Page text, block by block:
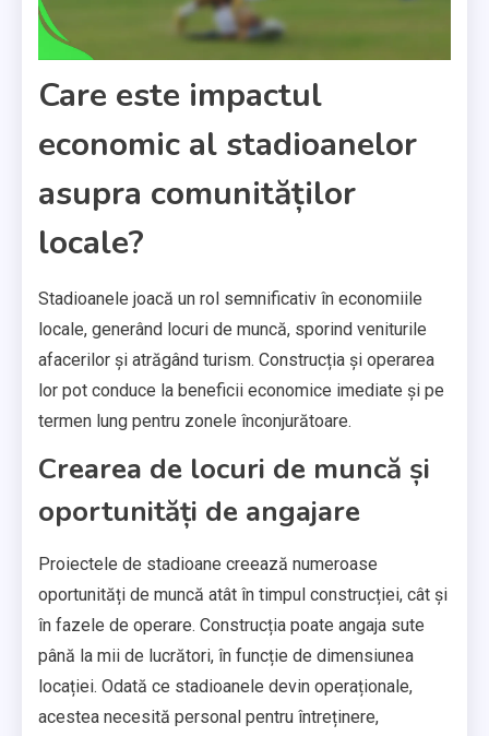
Care este impactul
economic al stadioanelor
asupra comunităților
locale?
Stadioanele joacă un rol semnificativ în economiile
locale, generând locuri de muncă, sporind veniturile
afacerilor și atrăgând turism. Construcția și operarea
lor pot conduce la beneficii economice imediate și pe
termen lung pentru zonele înconjurătoare.
Crearea de locuri de muncă și
oportunități de angajare
Proiectele de stadioane creează numeroase
oportunități de muncă atât în timpul construcției, cât și
în fazele de operare. Construcția poate angaja sute
până la mii de lucrători, în funcție de dimensiunea
locației. Odată ce stadioanele devin operaționale,
acestea necesită personal pentru întreținere,